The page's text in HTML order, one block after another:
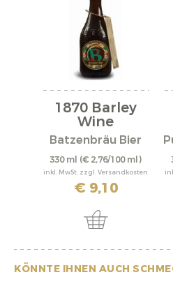
1870 Barley
Wine
Batzenbräu Bier
330 ml (€ 2,76/100 ml)
inkl. MwSt. zzgl. Versandkosten
€ 9,10
KÖNNTE IHNEN AUCH